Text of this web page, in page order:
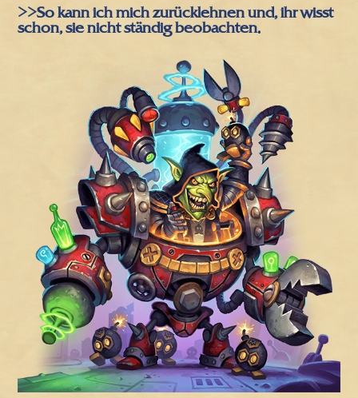
>>So kann ich mich zurücklehnen und, ihr wisst
schon, sie nicht ständig beobachten.